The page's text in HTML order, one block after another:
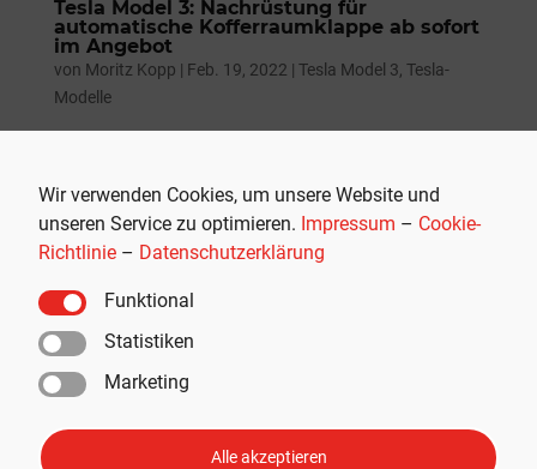
Wir verwenden Cookies, um unsere Website und
unseren Service zu optimieren. Impressum – Cookie-
Richtlinie – Datenschutzerklärung
Funktional
Statistiken
Marketing
Alle akzeptieren
Tesla Model 3: Nachrüstung für
automatische Kofferraumklappe ab sofort
im Angebot
von Moritz Kopp | Feb. 19, 2022 | Tesla Model 3 Tesla-
Modelle
als Nachrüstsatz direkt in Servicezentren angeboten wird.
Zwar ist das Produkt derzeit nur in China erhältlich, jedoch
ist davon auszugehen, dass es auch auf andere...
Tesla Semi kommt nach Europa: Frankreich erhält eigenen